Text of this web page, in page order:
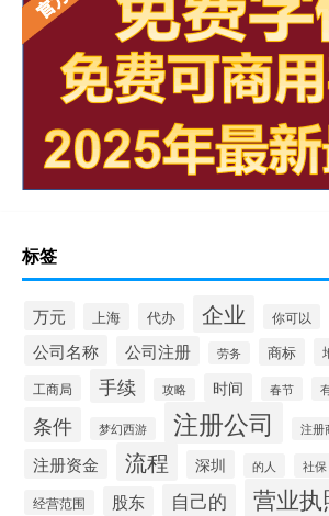
标签
万元 上海 代办 企业 你可以
公司名称 公司注册 劳务 商标
工商局 手续 攻略 时间 春节
条件 梦幻西游 注册公司 注册
注册资金 流程 深圳 的人 社保
经营范围 股东 自己的 营业执